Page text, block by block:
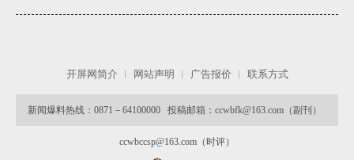
开屏网简介 网站声明 广告报价 联系方式
新闻爆料热线：0871－64100000 投稿邮箱：ccwbfk@163.com（副刊）
ccwbccsp@163.com（时评）